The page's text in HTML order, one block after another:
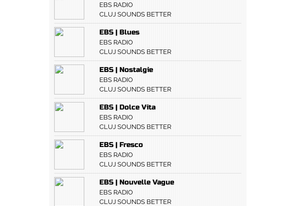
EBS RADIO
CLUJ SOUNDS BETTER
EBS | Blues
EBS RADIO
CLUJ SOUNDS BETTER
EBS | Nostalgie
EBS RADIO
CLUJ SOUNDS BETTER
EBS | Dolce Vita
EBS RADIO
CLUJ SOUNDS BETTER
EBS | Fresco
EBS RADIO
CLUJ SOUNDS BETTER
EBS | Nouvelle Vague
EBS RADIO
CLUJ SOUNDS BETTER